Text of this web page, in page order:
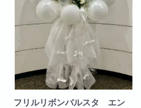
フリルリボンバルスタ エン